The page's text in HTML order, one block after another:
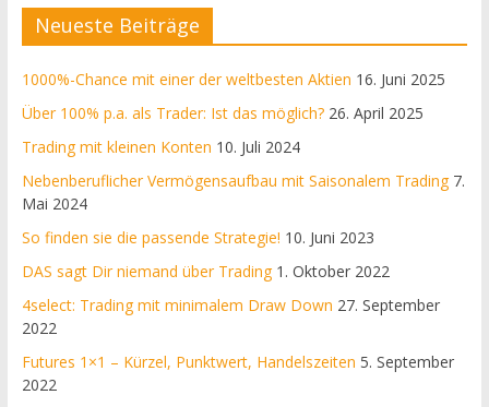
Neueste Beiträge
1000%-Chance mit einer der weltbesten Aktien 16. Juni 2025
Über 100% p.a. als Trader: Ist das möglich? 26. April 2025
Trading mit kleinen Konten 10. Juli 2024
Nebenberuflicher Vermögensaufbau mit Saisonalem Trading 7.
Mai 2024
So finden sie die passende Strategie! 10. Juni 2023
DAS sagt Dir niemand über Trading 1. Oktober 2022
4select: Trading mit minimalem Draw Down 27. September
2022
Futures 1×1 – Kürzel, Punktwert, Handelszeiten 5. September
2022